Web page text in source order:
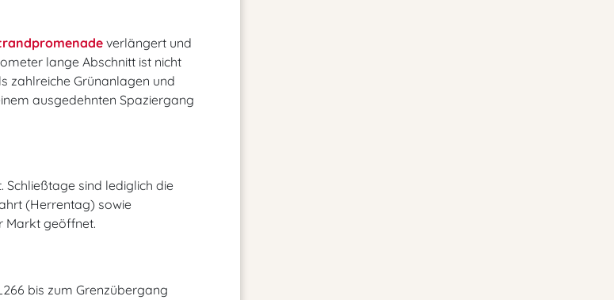
verlängert und
lange Abschnitt ist nicht
zahlreiche Grünanlagen und
ausgedehnten Spaziergang
Schließtage sind lediglich die
(Herrentag) sowie
Markt geöffnet.
bis zum Grenzübergang